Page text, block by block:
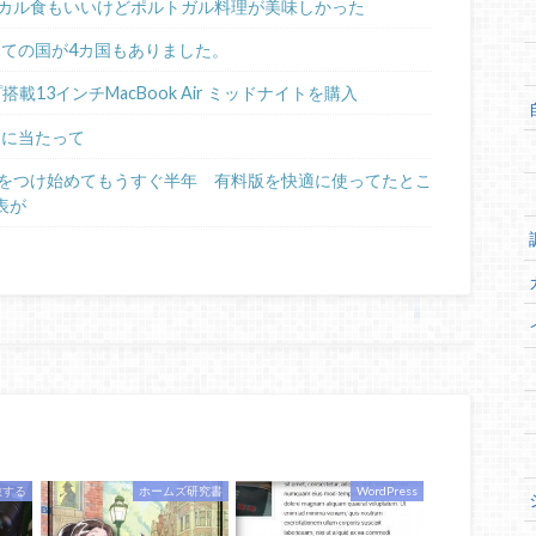
ル食もいいけどポルトガル料理が美味しかった
の国が4カ国もありました。
載13インチMacBook Air ミッドナイトを購入
当たって
つけ始めてもうすぐ半年 有料版を快適に使ってたとこ
が
る ホームズ研究書 WordPress